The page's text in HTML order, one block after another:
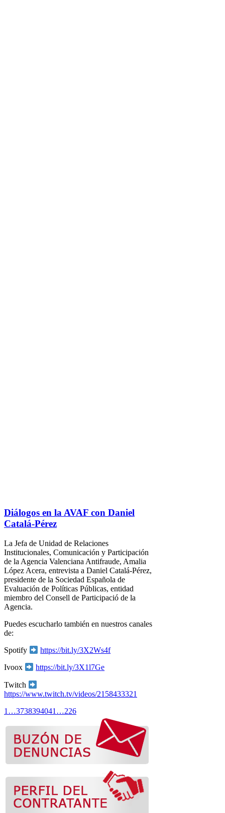
Diálogos en la AVAF con Daniel
Catalá-Pérez
La Jefa de Unidad de Relaciones
Institucionales, Comunicación y Participación
de la Agencia Valenciana Antifraude, Amalia
López Acera, entrevista a Daniel Catalá-Pérez,
presidente de la Sociedad Española de
Evaluación de Políticas Públicas, entidad
miembro del Consell de Participació de la
Agencia.
Puedes escucharlo también en nuestros canales
de:
Spotify https://bit.ly/3X2Ws4f
Ivoox https://bit.ly/3X1l7Ge
Twitch
https://www.twitch.tv/videos/2158433321
1 …3738394041 …226